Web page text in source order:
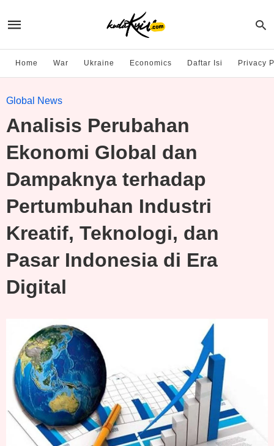
Home War Ukraine Economics Daftar Isi Privacy
Global News
Analisis Perubahan
Ekonomi Global dan
Dampaknya terhadap
Pertumbuhan Industri
Kreatif, Teknologi, dan
Pasar Indonesia di Era
Digital